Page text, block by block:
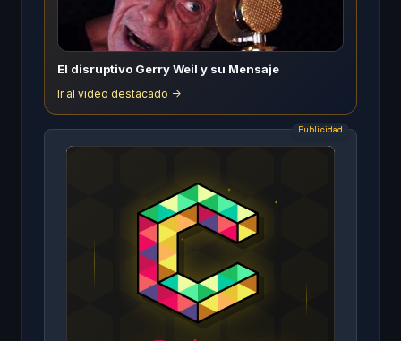
El disruptivo Gerry Weil y su Mensaje
Ir al video destacado ->
Publicidad